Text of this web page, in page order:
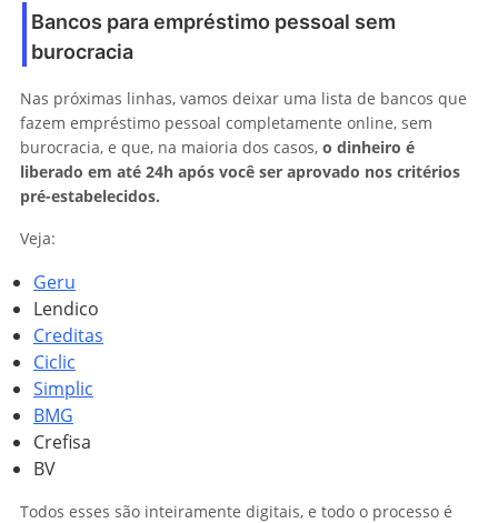
Bancos para empréstimo pessoal sem
burocracia
Nas próximas linhas, vamos deixar uma lista de bancos que
fazem empréstimo pessoal completamente online, sem
burocracia, e que, na maioria dos casos, o dinheiro é
liberado em até 24h após você ser aprovado nos critérios
pré-estabelecidos.
Veja:
Geru
Lendico
Creditas
Ciclic
Simplic
BMG
Crefisa
BV
Todos esses são inteiramente digitais, e todo o processo é